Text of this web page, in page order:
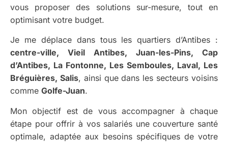
vous proposer des solutions sur-mesure, tout en
optimisant votre budget.
Je me déplace dans tous les quartiers d’Antibes :
centre-ville, Vieil Antibes, Juan-les-Pins, Cap
d’Antibes, La Fontonne, Les Semboules, Laval, Les
Bréguières, Salis, ainsi que dans les secteurs voisins
comme Golfe-Juan.
Mon objectif est de vous accompagner à chaque
étape pour offrir à vos salariés une couverture santé
optimale, adaptée aux besoins spécifiques de votre